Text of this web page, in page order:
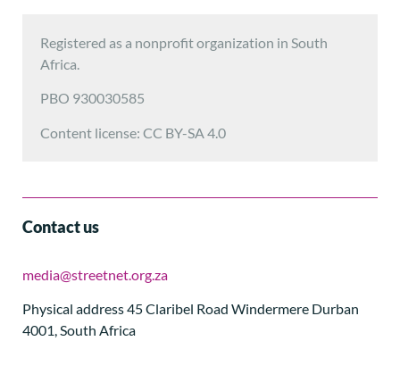
Registered as a nonprofit organization in South
Africa.
PBO 930030585
Content license: CC BY-SA 4.0
Contact us
media@streetnet.org.za
Physical address 45 Claribel Road Windermere Durban
4001, South Africa